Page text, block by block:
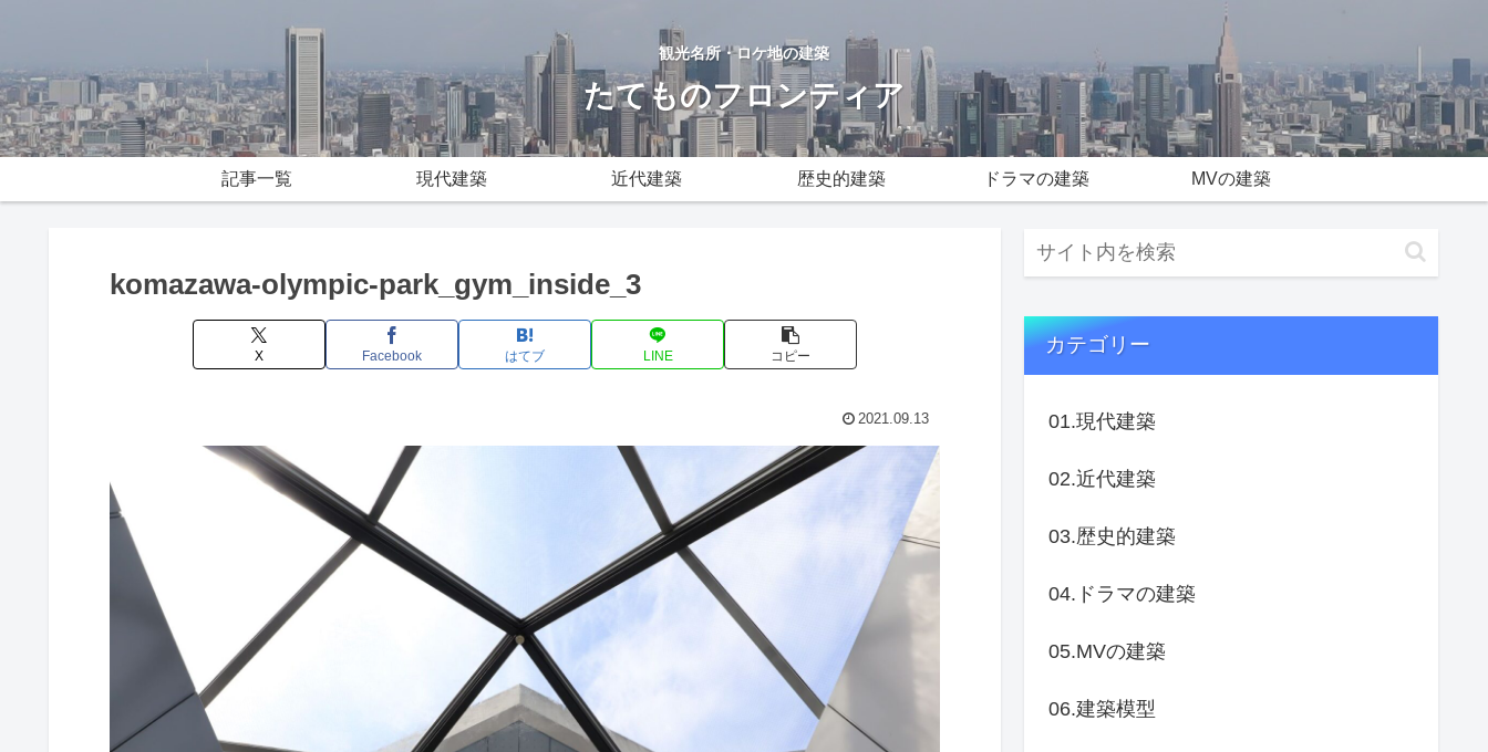
観光名所・ロケ地の建築
たてものフロンティア
記事一覧 現代建築 近代建築 歴史的建築 ドラマの建築 MVの建築
komazawa-olympic-park_gym_inside_3
X Facebook はてブ LINE コピー
2021.09.13
カテゴリー
01.現代建築
02.近代建築
03.歴史的建築
04.ドラマの建築
05.MVの建築
06.建築模型